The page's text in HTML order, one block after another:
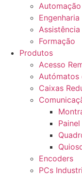
Automação
Engenharia
Formação
Produtos
Acesso
Autómatos
Caixas
Painel
Encoders
PCs